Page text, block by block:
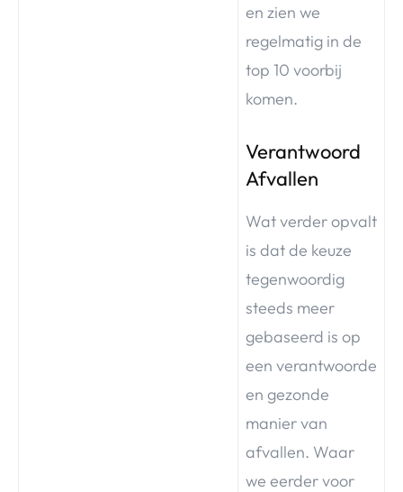
en zien we
regelmatig in de
top 10 voorbij
komen.
Verantwoord
Afvallen
Wat verder opvalt
is dat de keuze
tegenwoordig
steeds meer
gebaseerd is op
een verantwoorde
en gezonde
manier van
afvallen. Waar
we eerder voor